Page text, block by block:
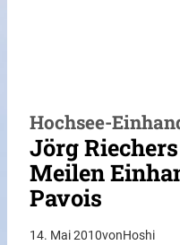
Hochsee-
Jörg
Meilen
Pavois
14. Mai 2010vonHoshi